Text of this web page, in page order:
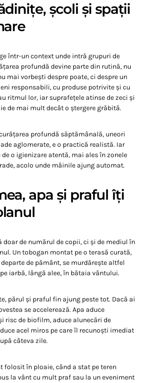
școli și spații
într-un context unde intră grupuri de
profundă devine parte din rutină, nu
mai vorbești despre poate, ci despre un
responsabili, cu produse potrivite și cu
ritmul lor, iar suprafețele atinse de zeci și
de mai mult decât o ștergere grăbită.
profundă săptămânală, uneori
aglomerate, e o practică realistă. Iar
o igienizare atentă, mai ales în zonele
acolo unde mâinile ajung automat.
apa și praful îți
doar de numărul de copii, ci și de mediul în
Un tobogan montat pe o terasă curată,
de pământ, se murdărește altfel
iarbă, lângă alee, în bătaia vântului.
părul și praful fin ajung peste tot. Dacă ai
se accelerează. Apa aduce
risc de biofilm, aduce alunecări de
acel miros pe care îl recunoști imediat
câteva zile.
folosit în ploaie, când a stat pe teren
la vânt cu mult praf sau la un eveniment